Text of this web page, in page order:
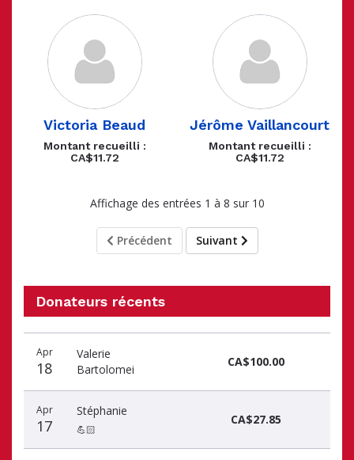
Victoria Beaud
Montant recueilli :
CA$11.72
Jérôme Vaillancourt
Montant recueilli :
CA$11.72
Affichage des entrées 1 à 8 sur 10
Précédent Suivant
Donateurs récents
récents
Apr
18
Valerie
Bartolomei
CA$100.00
Apr
17
Stéphanie
💪🏻
CA$27.85